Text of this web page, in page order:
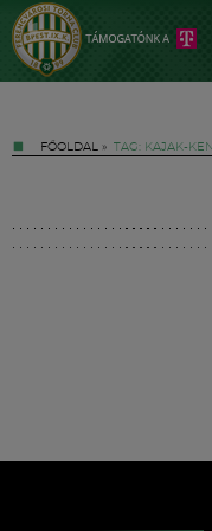
FŐOLDAL » TAG: KAJAK-
Hírek